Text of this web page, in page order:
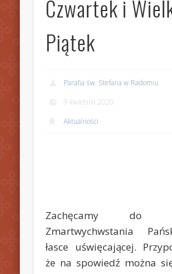
Czwartek i
Piątek
Parafia św. Stefana w Radomiu
9 kwietnia 2020
Aktualności
Zachęcamy do
Zmartwychwstania
łasce uświęcającej.
że na spowiedź można